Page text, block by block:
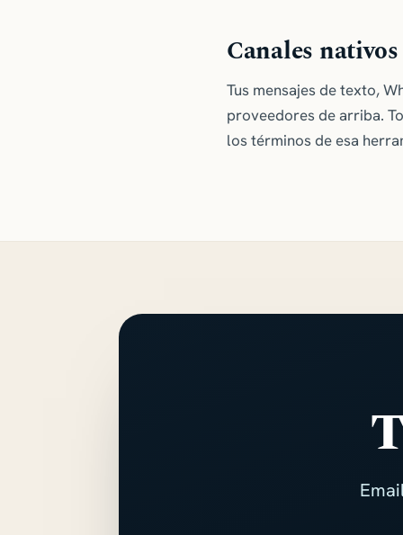
Canales nativos
Tus mensajes de texto,
proveedores de arriba.
los términos de esa